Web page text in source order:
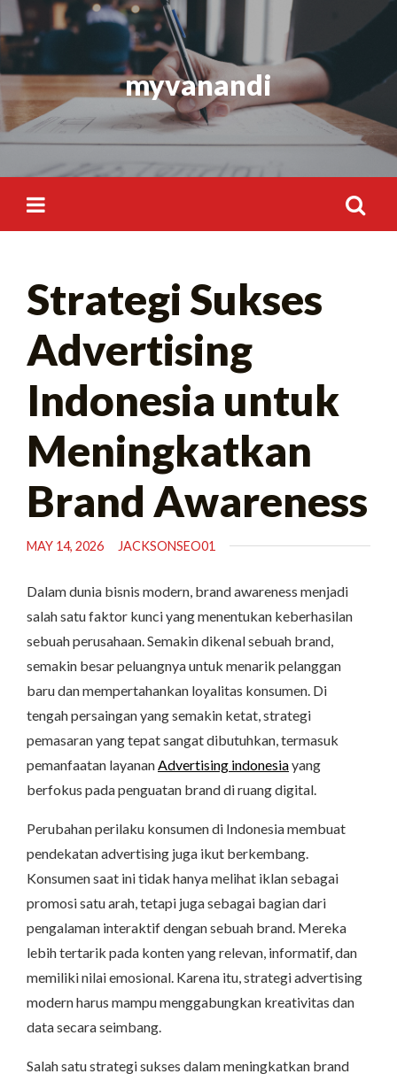
Skip
to
content
myvanandi
Strategi Sukses
Advertising
Indonesia untuk
Meningkatkan
Brand Awareness
MAY 14, 2026 JACKSONSEO01
Dalam dunia bisnis modern, brand awareness menjadi
salah satu faktor kunci yang menentukan keberhasilan
sebuah perusahaan. Semakin dikenal sebuah brand,
semakin besar peluangnya untuk menarik pelanggan
baru dan mempertahankan loyalitas konsumen. Di
tengah persaingan yang semakin ketat, strategi
pemasaran yang tepat sangat dibutuhkan, termasuk
pemanfaatan layananAdvertising indonesiayang
berfokus pada penguatan brand di ruang digital.
Perubahan perilaku konsumen di Indonesia membuat
pendekatan advertising juga ikut berkembang.
Konsumen saat ini tidak hanya melihat iklan sebagai
promosi satu arah, tetapi juga sebagai bagian dari
pengalaman interaktif dengan sebuah brand. Mereka
lebih tertarik pada konten yang relevan, informatif, dan
memiliki nilai emosional. Karena itu, strategi advertising
modern harus mampu menggabungkan kreativitas dan
data secara seimbang.
Salah satu strategi sukses dalam meningkatkan brand